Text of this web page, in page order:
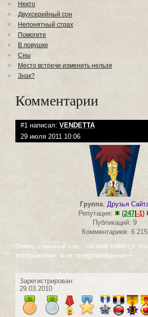
Некто
Двухсерийный сон
Непонятный страх
Помогите
В ловушке
Сны
Место встречи изменить нельзя
Знак?
Комментарии
#1 написал: VENDETTA
29 июля 2011 10:06
Группа: Друзья
Репутация:
(247| -1)
Публикаций: 9
Комментариев: 6 215
Очень странный сон .. но мне кажется
воображение, а не предупреждение +
Зарегистрирован:
29.03.2010